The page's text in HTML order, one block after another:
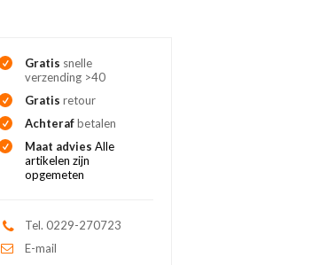
Gratis snelle
verzending >40
Gratis retour
Achterafbetalen
Maat adviesAlle
artikelen zijn
opgemeten
Tel. 0229-270723
E-mail